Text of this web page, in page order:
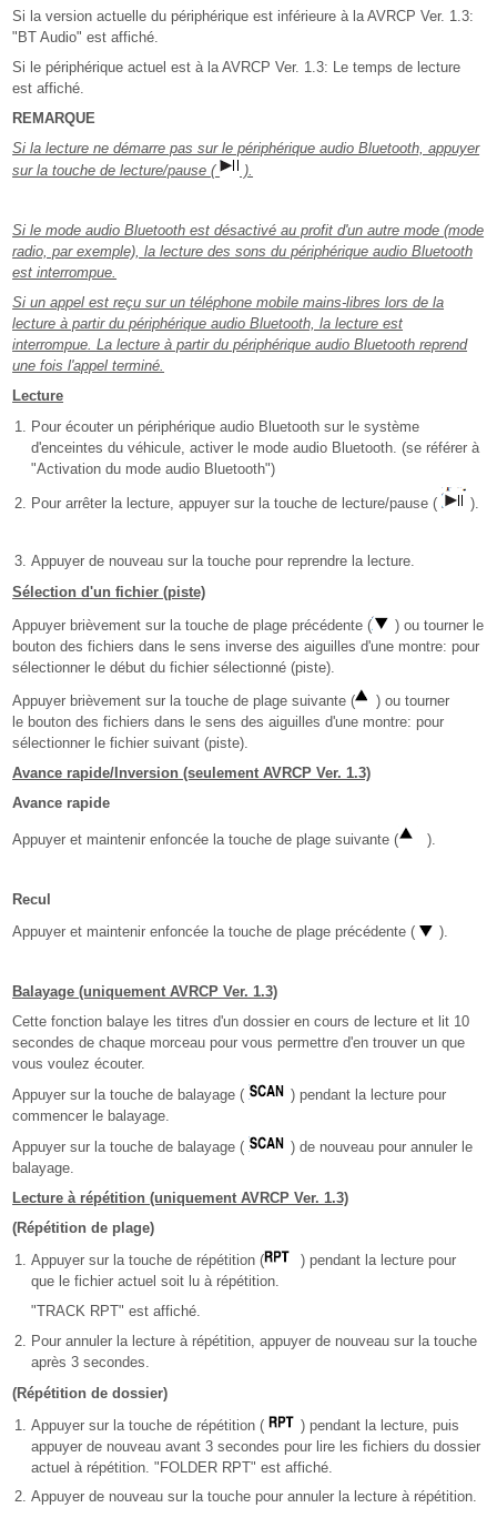
Si la version actuelle du périphérique est inférieure à la AVRCP Ver. 1.3:
"BT Audio" est affiché.
Si le périphérique actuel est à la AVRCP Ver. 1.3: Le temps de lecture
est affiché.
REMARQUE
Si la lecture ne démarre pas sur le périphérique audio Bluetooth, appuyer
sur la touche de lecture/pause (
).
Si le mode audio Bluetooth est désactivé au profit d'un autre mode (mode
radio, par exemple), la lecture des sons du périphérique audio Bluetooth
est interrompue.
Si un appel est reçu sur un téléphone mobile mains-libres lors de la
lecture à partir du périphérique audio Bluetooth, la lecture est
interrompue. La lecture à partir du périphérique audio Bluetooth reprend
une fois l'appel terminé.
Lecture
Pour écouter un périphérique audio Bluetooth sur le système
d'enceintes du véhicule, activer le mode audio Bluetooth. (se référer à
"Activation du mode audio Bluetooth")
Pour arrêter la lecture, appuyer sur la touche de lecture/pause ( ).
Appuyer de nouveau sur la touche pour reprendre la lecture.
Sélection d'un fichier (piste)
Appuyer brièvement sur la touche de plage précédente (
) ou tourner le
bouton des fichiers dans le sens inverse des aiguilles d'une montre: pour
sélectionner le début du fichier sélectionné (piste).
Appuyer brièvement sur la touche de plage suivante (
) ou tourner
le bouton des fichiers dans le sens des aiguilles d'une montre: pour
sélectionner le fichier suivant (piste).
Avance rapide/Inversion (seulement AVRCP Ver. 1.3)
Avance rapide
Appuyer et maintenir enfoncée la touche de plage suivante ( ).
Recul
Appuyer et maintenir enfoncée la touche de plage précédente (
).
Balayage (uniquement AVRCP Ver. 1.3)
Cette fonction balaye les titres d'un dossier en cours de lecture et lit 10
secondes de chaque morceau pour vous permettre d'en trouver un que
vous voulez écouter.
Appuyer sur la touche de balayage (
) pendant la lecture pour
commencer le balayage.
Appuyer sur la touche de balayage (
) de nouveau pour annuler le
balayage.
Lecture à répétition (uniquement AVRCP Ver. 1.3)
(Répétition de plage)
Appuyer sur la touche de répétition (
) pendant la lecture pour
que le fichier actuel soit lu à répétition.
"TRACK RPT" est affiché.
Pour annuler la lecture à répétition, appuyer de nouveau sur la touche
après 3 secondes.
(Répétition de dossier)
Appuyer sur la touche de répétition (
) pendant la lecture, puis
appuyer de nouveau avant 3 secondes pour lire les fichiers du dossier
actuel à répétition. "FOLDER RPT" est affiché.
Appuyer de nouveau sur la touche pour annuler la lecture à répétition.